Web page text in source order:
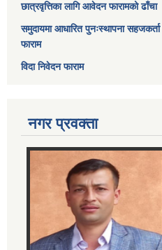
छात्रवृत्तिका लागि आवेदन फारामको ढाँचा
समुदायमा आधारित पुनःस्थापना
फाराम
विदा निवेदन फाराम
नगर प्रवक्ता